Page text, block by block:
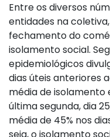
Entre os diversos
entidades na
fechamento do
isolamento social.
epidemiológicos
dias úteis anteriores
média de isolamento
última segunda, dia
média de 45% nos